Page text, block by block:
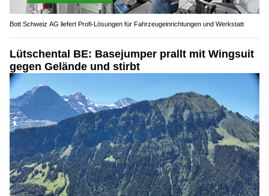
Bott Schweiz AG liefert Profi-Lösungen für Fahrzeugeinrichtungen und Werkstatt
Lütschental BE: Basejumper prallt mit Wingsuit
gegen Gelände und stirbt